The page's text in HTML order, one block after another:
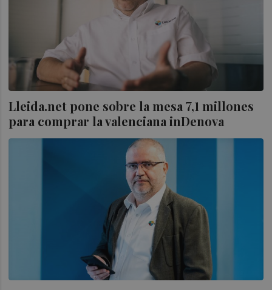
Lleida.net pone sobre la mesa 7,1 millones
para comprar la valenciana inDenova